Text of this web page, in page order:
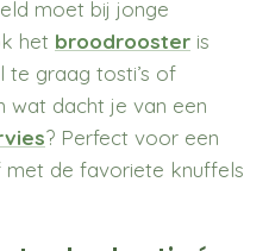
moet bij jonge
het broodrooster is
te graag tosti’s of
wat dacht je van een
? Perfect voor een
met de favoriete knuffels